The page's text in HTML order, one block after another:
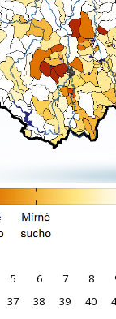
5 6 7 8
37 38 39 40